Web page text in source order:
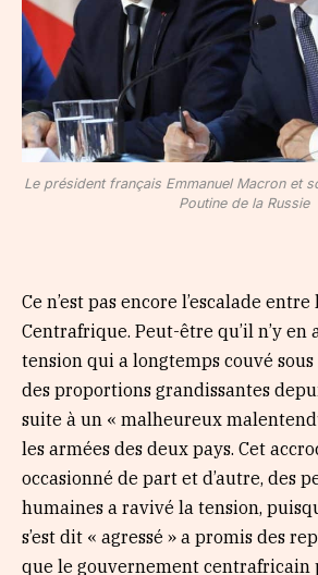
Le président français Emmanuel Macron et
Poutine de la Russie
Ce n’est pas encore l’escalade
Centrafrique. Peut-être qu’il n’y en
tension qui a longtemps couvé
des proportions grandissantes
suite à un « malheureux
les armées des deux pays. Cet
occasionné de part et d’autre, des
humaines a ravivé la tension,
s’est dit « agressé » a promis des
que le gouvernement centrafricain